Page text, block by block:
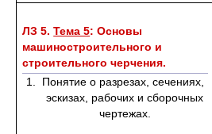
ЛЗ 5.Тема 5: Основы
машиностроительного и
строительного черчения.
1. Понятие о разрезах, сечениях,
эскизах, рабочих и сборочных
чертежах.